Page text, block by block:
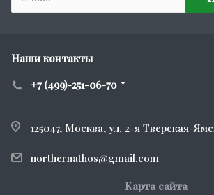
Наши контакты
+7 (499)-251-06-70
125047, Москва, ул. 2-я Тверская-
northernathos@gmail.com
Карта сайта